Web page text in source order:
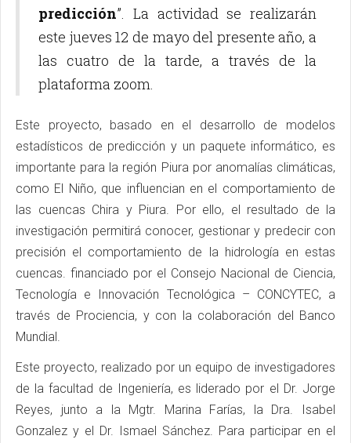
predicción”. La actividad se realizarán
este jueves 12 de mayo del presente año, a
las cuatro de la tarde, a través de la
plataforma zoom.
Este proyecto, basado en el desarrollo de modelos
estadísticos de predicción y un paquete informático, es
importante para la región Piura por anomalías climáticas,
como El Niño, que influencian en el comportamiento de
las cuencas Chira y Piura. Por ello, el resultado de la
investigación permitirá conocer, gestionar y predecir con
precisión el comportamiento de la hidrología en estas
cuencas. financiado por el Consejo Nacional de Ciencia,
Tecnología e Innovación Tecnológica – CONCYTEC, a
través de Prociencia, y con la colaboración del Banco
Mundial.
Este proyecto, realizado por un equipo de investigadores
de la facultad de Ingeniería, es liderado por el Dr. Jorge
Reyes, junto a la Mgtr. Marina Farías, la Dra. Isabel
Gonzalez y el Dr. Ismael Sánchez. Para participar en el